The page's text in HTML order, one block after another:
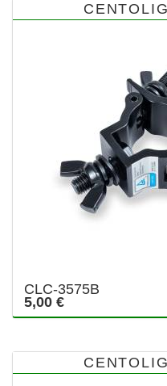
CLC-3575B
5,00 €